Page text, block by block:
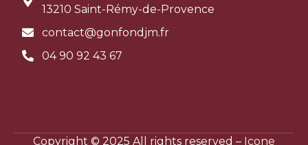
13210 Saint-Rémy-de-Provence
contact@gonfondjm.fr
04 90 92 43 67
Copyright © 2025 All rights reserved – Icone